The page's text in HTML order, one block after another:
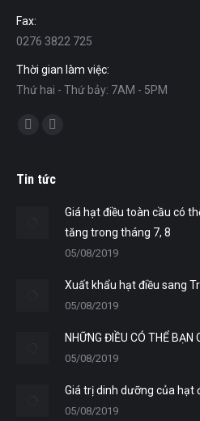
Fax:
0276 3822 725
Thời gian làm việc:
Thứ hai - Thứ bảy: 7AM - 5PM
Find us on:
Tin tức
Giá hạt điều toàn cầu có
tăng trong tháng 7, 8
05/08/2019
Xuất khẩu hạt điều sang
05/08/2019
NHỮNG ĐIỀU CÓ THỂ
05/08/2019
Giá trị dinh dưỡng của hạt
05/08/2019